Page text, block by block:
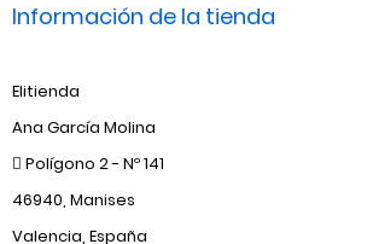
Información de la tienda
Elitienda
Ana García Molina
Polígono 2 - Nº 141
46940, Manises
Valencia, España